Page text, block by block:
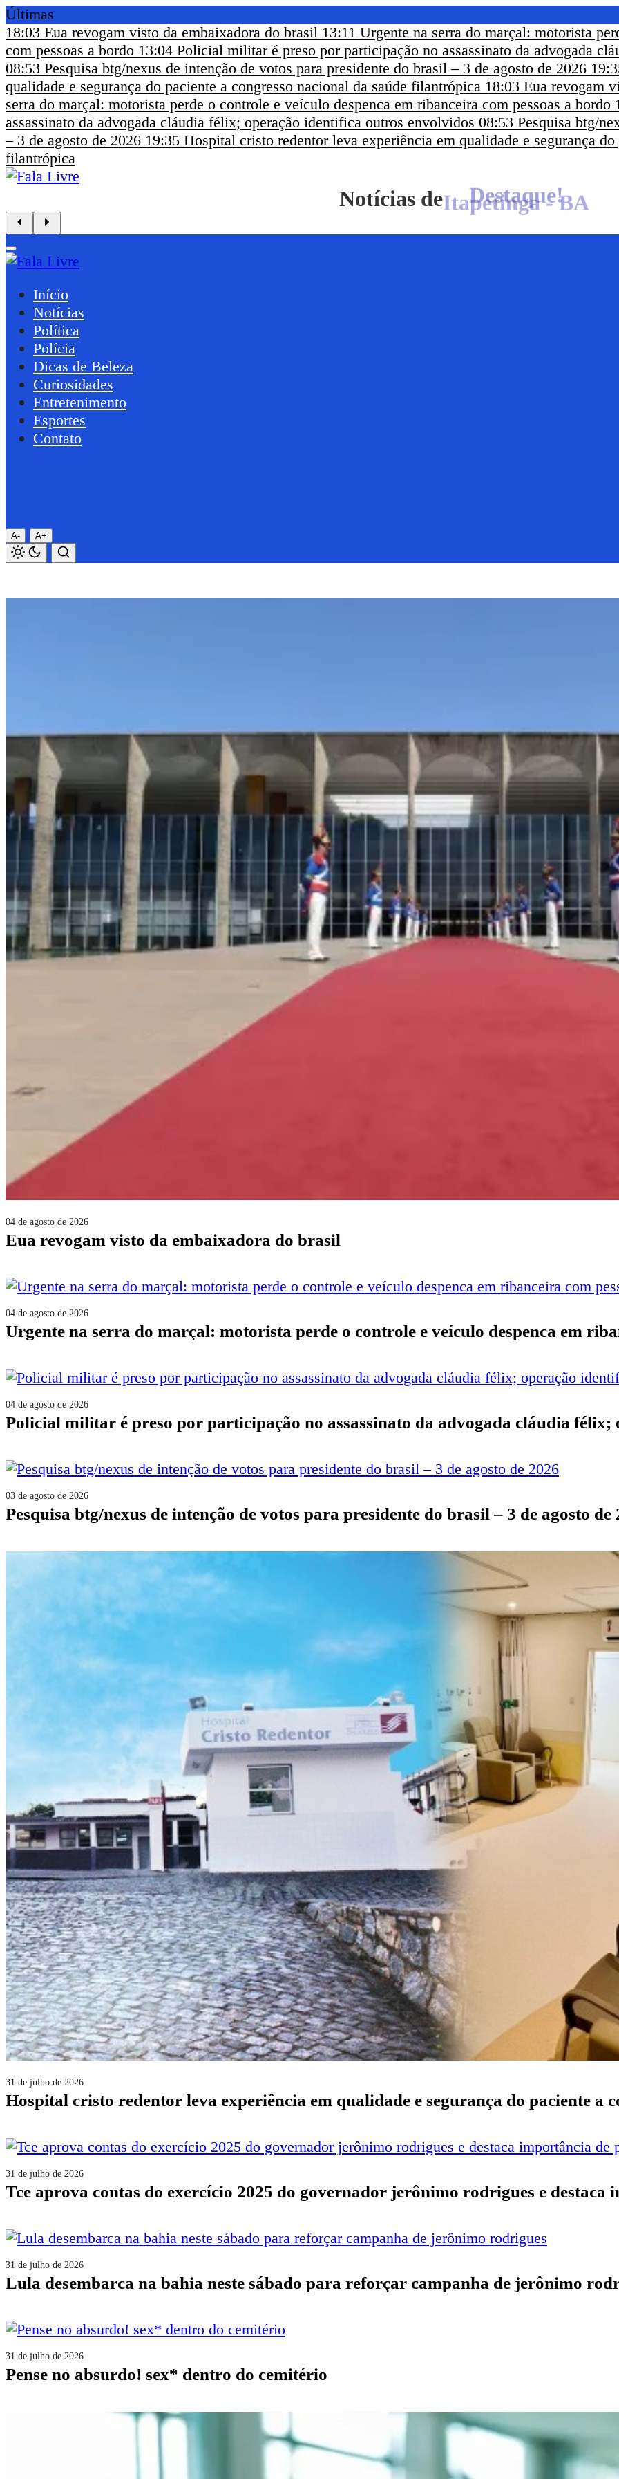
Últimas
18:03 Eua revogam visto da embaixadora do brasil 13:11 Urgente na serra do marçal: motorista
com pessoas a bordo 13:04 Policial militar é preso por participação no assassinato da advogada
08:53 Pesquisa btg/nexus de intenção de votos para presidente do brasil – 3 de agosto de 2026
qualidade e segurança do paciente a congresso nacional da saúde filantrópica 18:03 Eua revogam
serra do marçal: motorista perde o controle e veículo despenca em ribanceira com pessoas a bordo
assassinato da advogada cláudia félix; operação identifica outros envolvidos 08:53 Pesquisa btg/
– 3 de agosto de 2026 19:35 Hospital cristo redentor leva experiência em qualidade e segurança
filantrópica
Notícias deItapetinga - BA
Início
Notícias
Política
Polícia
Dicas de Beleza
Curiosidades
Entretenimento
Esportes
Contato
A- A+
04 de agosto de 2026
eua revogam visto da embaixadora do brasil
04 de agosto de 2026
urgente na serra do marçal: motorista perde o controle e veículo despenca em
04 de agosto de 2026
policial militar é preso por participação no assassinato da advogada cláudia
03 de agosto de 2026
pesquisa btg/nexus de intenção de votos para presidente do brasil – 3 de agosto de
31 de julho de 2026
hospital cristo redentor leva experiência em qualidade e segurança do paciente a
31 de julho de 2026
tce aprova contas do exercício 2025 do governador jerônimo rodrigues e destaca
31 de julho de 2026
lula desembarca na bahia neste sábado para reforçar campanha de jerônimo
31 de julho de 2026
pense no absurdo! sex* dentro do cemitério